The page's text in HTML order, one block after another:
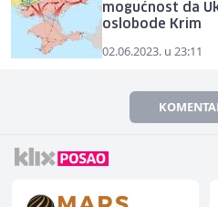
mogućnost da
oslobode Krim
02.06.2023. u 23:11